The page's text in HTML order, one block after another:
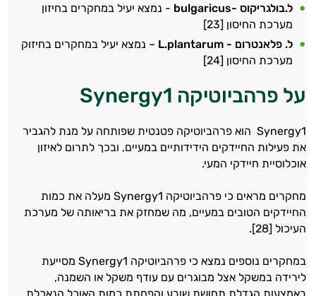
ל.בולגריקוס -bulgaricus - נמצא יעיל במחקרים בחיזון
מערכת החיסון [23]
ל. פלאנטרום - L.plantarum
– נמצא יעיל במחקרים בחיזוק
מערכת החיסון [24]
על פרהביוטיקה Synergy1
Synergy1 הוא פרהביוטיקה פטנטית שפותחה על מנת להגביר
את פעילות החיידקים הידידותיים במעיים, ובכך לתרום לאיזון
אוכלוסיית חיידקי המעי.
מחקרים מראים כי פרהביוטיקה Synergy1 מעלה את כמות
החיידקים הטובים במעיים, מה שמחזק את בריאותה של מערכת
העיכול [28].
במחקרים נוספים נמצא כי פרהביוטיקה Synergy1 מסייעת
לירידה במשקל אצל מבוגרים עם עודף משקל או השמנה,
היי,
התשובות שלי מבוססות על מאגרי מידע קליניים
וספרות מקצועית בתחומי הרפואה הטבעית
אני כאן כדי לעזור לך להתאים את תוספי
התזונה ומוצרי הבריאות המדויקים למטרות